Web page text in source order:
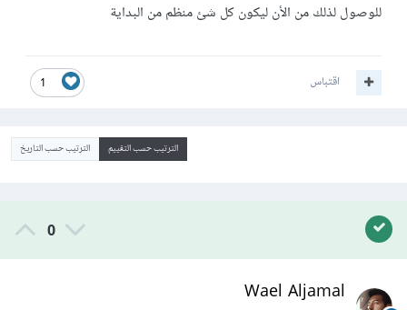
للوصول لذلك من الأن ليكون كل شئ منظم من البداية
1 اقتباس
الترتيب حسب التقييم الترتيب حسب التاريخ
0
Wael Aljamal